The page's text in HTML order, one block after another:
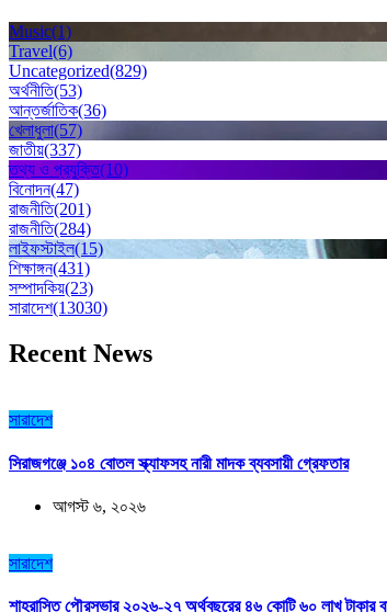
Music(1)
Travel(6)
Uncategorized(829)
অর্থনীতি(53)
আন্তর্জাতিক(36)
খেলাধুলা(57)
জাতীয়(337)
তথ্য ও প্রযুক্তি(10)
বিনোদন(47)
রাজনীতি(201)
রাজনীতি(284)
লাইফস্টাইল(15)
শিক্ষাঙ্গন(431)
সম্পাদকিয়(23)
সারাদেশ(13030)
Recent News
সারাদেশ
সিরাজগঞ্জে ১০৪ বোতল স্ক্যাফসহ নারী মাদক ব্যবসায়ী গ্রেফতার
আগস্ট ৬, ২০২৬
সারাদেশ
শাহরাস্তি পৌরসভার ২০২৬-২৭ অর্থবছরের ৪৬ কোটি ৬০ লাখ টাকার